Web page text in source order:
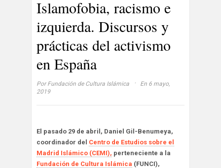
Islamofobia, racismo e
izquierda. Discursos y
prácticas del activismo
en España
Por Fundación de Cultura Islámica ·
En 6 mayo,
2019
El pasado 29 de abril, Daniel Gil-Benumeya,
coordinador del Centro de Estudios sobre el
Madrid Islámico (CEMI), perteneciente a la
Fundación de Cultura Islámica (FUNCI),